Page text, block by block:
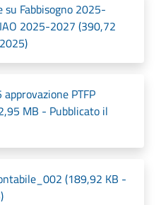
Fabbisogno 2025-
2025-2027 (390,72
PTFP
MB - Pubblicato il
(189,92 KB -